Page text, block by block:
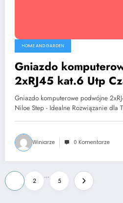
HOME AND GARDEN
Gniazdo
2xRJ45 kat.6 Utp
Niloe Step
Gniazdo komputerowe podwójne
Niloe Step - Idealne Rozwiązanie dla
Winiarze 0 Komentarze
Stronicowanie
wpisów
2
…
5